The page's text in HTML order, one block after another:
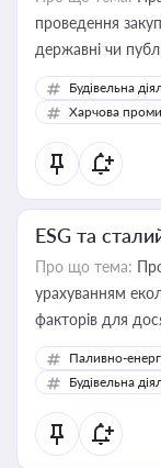
проведення
державні чи
Будівельна
Харчова
ESG та
Про що тема:
урахуванням
факторів для
Паливно-
Будівельна